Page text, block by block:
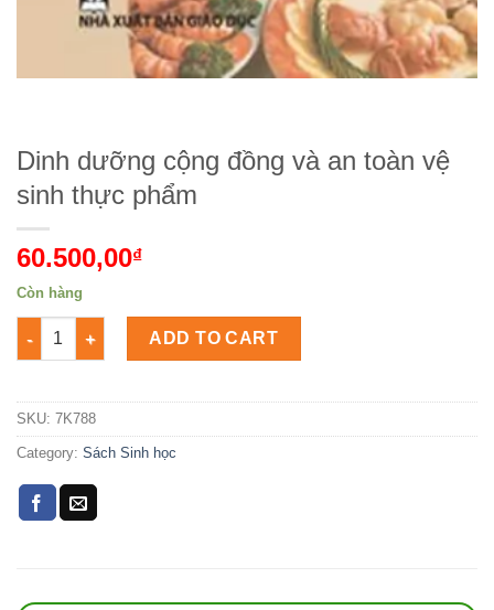
Dinh dưỡng cộng đồng và an toàn vệ
sinh thực phẩm
60.500,00₫
Còn hàng
Dinh dưỡng cộng đồng và an toàn vệ sinh thực phẩm Số
ADD TO CART
SKU: 7K788
Category: Sách Sinh học